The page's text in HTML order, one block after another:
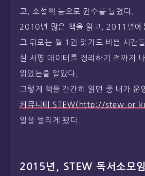
고, 소설책 등으로 권수를 늘렸다.
2010년 많은 책을 읽고, 2011년에
그 뒤로는 월 1권 읽기도 바쁜 시간
실 서평 데이터를 정리하기 전까지
읽었는줄 알았다.
그렇게 책을 간간히 읽던 중 내가 운
커뮤니티 STEW(http://
일을 벌리게 됐다.
2015년, STEW 독서소모